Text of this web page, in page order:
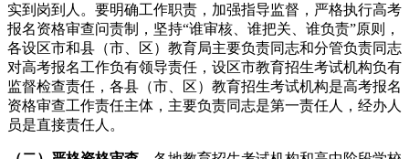
实到岗到人。要明确工作职责，加强指导监督，严格执行高考
报名资格审查问责制，坚持“谁审核、谁把关、谁负责”原则，
各设区市和县（市、区）教育局主要负责同志和分管负责同志
对高考报名工作负有领导责任，设区市教育招生考试机构负有
监督检查责任，各县（市、区）教育招生考试机构是高考报名
资格审查工作责任主体，主要负责同志是第一责任人，经办人
员是直接责任人。